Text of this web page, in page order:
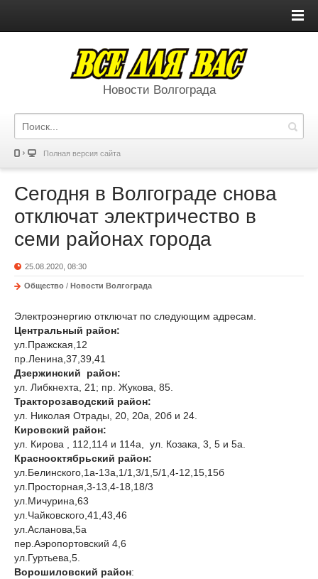
Новости Волгограда
Полная версия сайта
Сегодня в Волгограде снова
отключат электричество в
семи районах города
25.08.2020, 08:30
Общество / Новости Волгограда
Электроэнергию отключат по следующим адресам.
Центральный район:
ул.Пражская,12
пр.Ленина,37,39,41
Дзержинский район:
ул. Либкнехта, 21; пр. Жукова, 85.
Тракторозаводский район:
ул. Николая Отрады, 20, 20а, 20б и 24.
Кировский район:
ул. Кирова , 112,114 и 114а, ул. Козака, 3, 5 и 5а.
Краснооктябрьский район:
ул.Белинского,1а-13а,1/1,3/1,5/1,4-12,15,15б
ул.Просторная,3-13,4-18,18/3
ул.Мичурина,63
ул.Чайковского,41,43,46
ул.Асланова,5а
пер.Аэропортовский 4,6
ул.Гуртьева,5.
Ворошиловский район: